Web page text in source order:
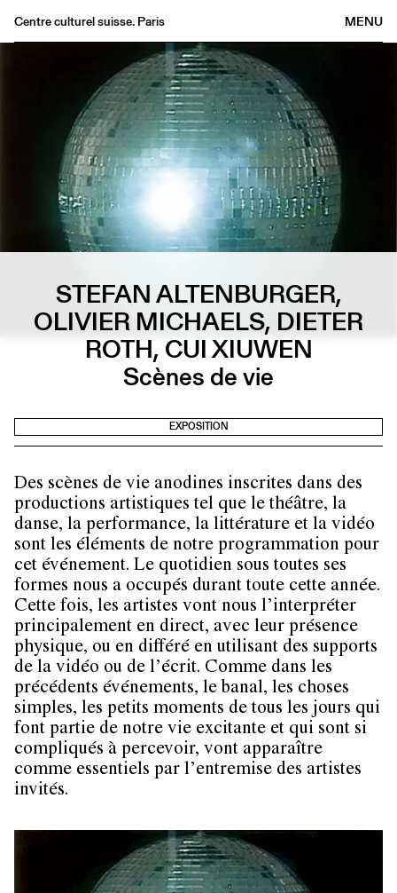
MENU
Centre culturel suisse. Paris
Médiathèque
Éditions
Informations
FR/EN
STEFAN ALTENBURGER,
OLIVIER MICHAELS, DIETER
ROTH, CUI XIUWEN
Scènes de vie
EXPOSITION
Des scènes de vie anodines inscrites dans des
productions artistiques tel que le théâtre, la
danse, la performance, la littérature et la vidéo
sont les éléments de notre programmation pour
cet événement. Le quotidien sous toutes ses
formes nous a occupés durant toute cette année.
Cette fois, les artistes vont nous l’interpréter
principalement en direct, avec leur présence
physique, ou en différé en utilisant des supports
de la vidéo ou de l’écrit. Comme dans les
précédents événements, le banal, les choses
simples, les petits moments de tous les jours qui
font partie de notre vie excitante et qui sont si
compliqués à percevoir, vont apparaître
comme essentiels par l’entremise des artistes
invités.